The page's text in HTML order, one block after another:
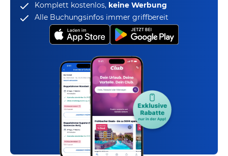
Komplett kostenlos, keine Werbung
Alle Buchungsinfos immer griffbereit